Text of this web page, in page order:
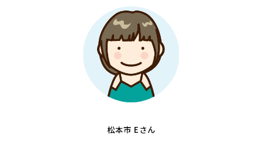
松本市 Eさん